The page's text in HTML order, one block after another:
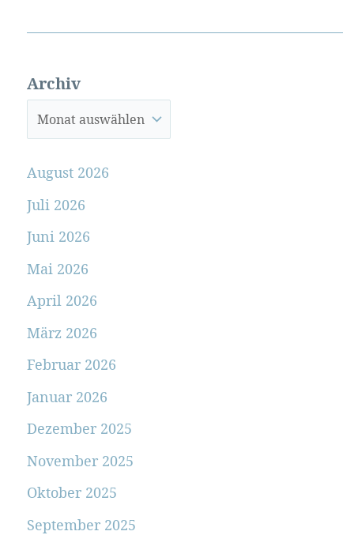
Archiv
August 2026
Juli 2026
Juni 2026
Mai 2026
April 2026
März 2026
Februar 2026
Januar 2026
Dezember 2025
November 2025
Oktober 2025
September 2025